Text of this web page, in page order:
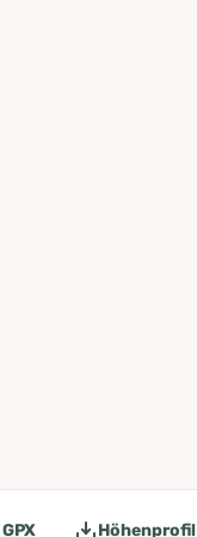
GPX Höhenprofil